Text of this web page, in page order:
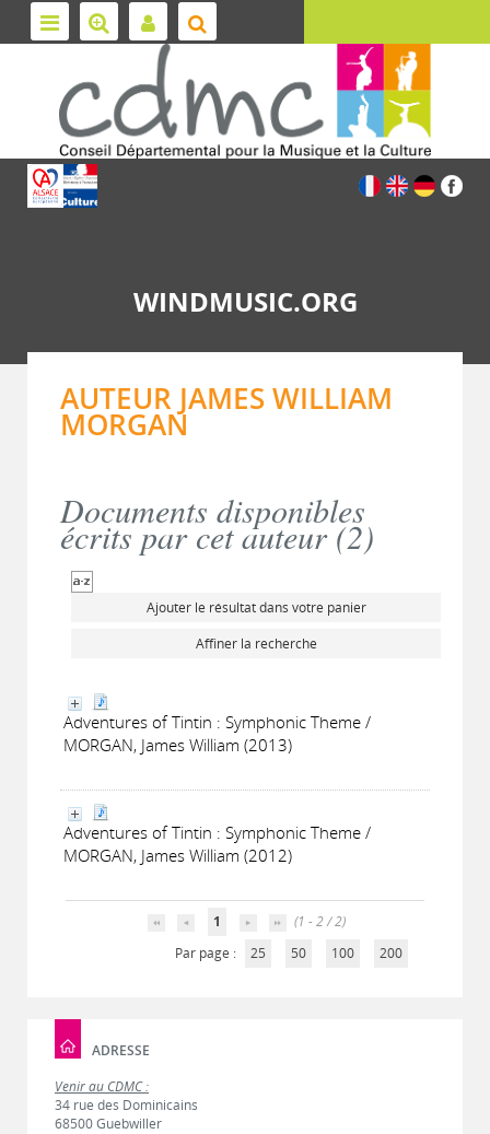
WINDMUSIC.ORG
AUTEUR JAMES WILLIAM
MORGAN
Documents disponibles
écrits par cet auteur (2)
Ajouter le résultat dans votre panier
Affiner la recherche
Adventures of Tintin : Symphonic Theme /
MORGAN, James William (2013)
Adventures of Tintin : Symphonic Theme /
MORGAN, James William (2012)
1
(1 - 2 / 2)
Par page :
25 50 100 200
ADRESSE
Venir au CDMC :
34 rue des Dominicains
68500 Guebwiller